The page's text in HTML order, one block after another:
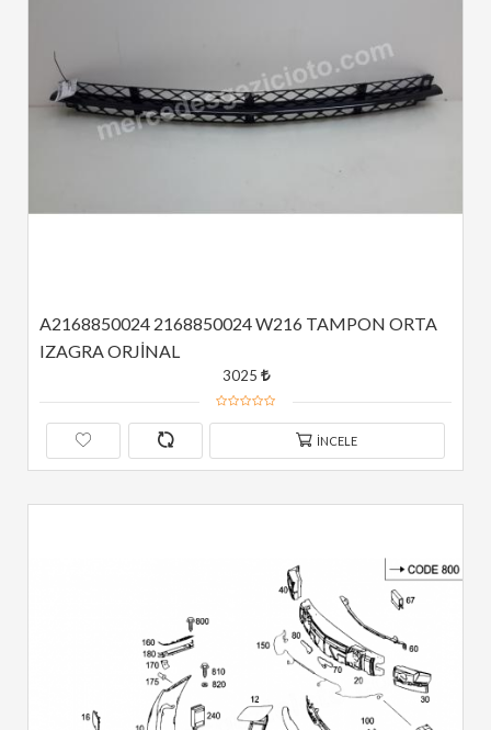
A2168850024 2168850024 W216 TAMPON ORTA
IZAGRA ORJİNAL
3025
İNCELE